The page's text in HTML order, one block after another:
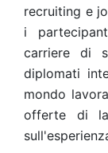
recruiting e
i
carriere di
diplomati
mondo
offerte di